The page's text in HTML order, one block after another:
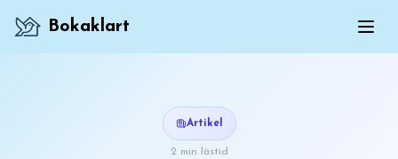
Bokaklart
Artikel
2 min lästid